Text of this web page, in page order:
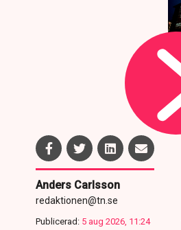
Anders Carlsson
redaktionen@tn.se
Publicerad: 5 aug 2026, 11:24